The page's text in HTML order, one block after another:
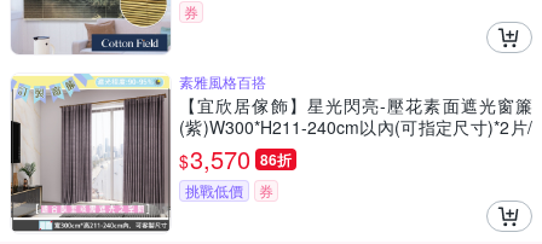
券
素雅風格百搭
【宜欣居傢飾】星光閃亮-壓花素面遮光窗簾
(紫)W300*H211-240cm以內(可指定尺寸)*2片/
遮光/摺景/落地/窗簾/台灣製MIT
$3,570 86折
挑戰低價 券